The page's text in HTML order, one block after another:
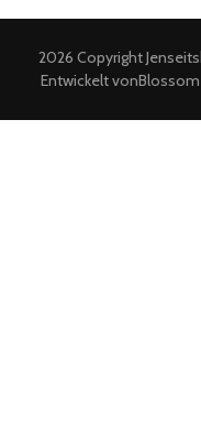
Jenseitskontakten“
2026 Copyright
Entwickelt von